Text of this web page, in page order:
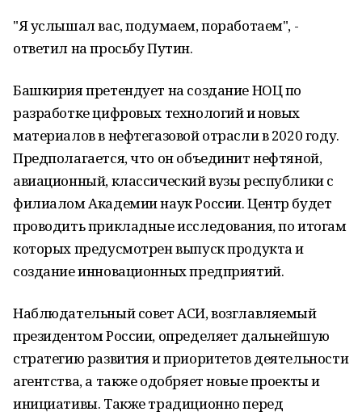
"Я услышал вас, подумаем, поработаем", -
ответил на просьбу Путин.
Башкирия претендует на создание НОЦ по
разработке цифровых технологий и новых
материалов в нефтегазовой отрасли в 2020 году.
Предполагается, что он объединит нефтяной,
авиационный, классический вузы республики с
филиалом Академии наук России. Центр будет
проводить прикладные исследования, по итогам
которых предусмотрен выпуск продукта и
создание инновационных предприятий.
Наблюдательный совет АСИ, возглавляемый
президентом России, определяет дальнейшую
стратегию развития и приоритетов деятельности
агентства, а также одобряет новые проекты и
инициативы. Также традиционно перед